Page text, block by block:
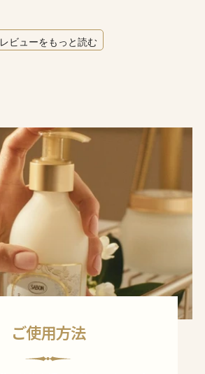
レビューをもっと読む
ご使用方法